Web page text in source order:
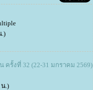
.)
รั้งที่ 32 (22-31 มกราคม 2569)
น.)